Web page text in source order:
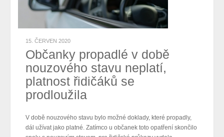
15. ČERVEN 2020
Občanky propadlé v době
nouzového stavu neplatí,
platnost řidičáků se
prodloužila
V době nouzového stavu bylo možné doklady, které propadly,
dál užívat jako platné. Zatímco u občanek toto opatření skončilo